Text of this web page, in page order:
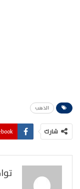
الذهب
شارك